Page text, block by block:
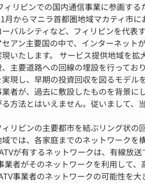
ィリピンでの国内通信事業に参画す
月からマニラ首都圏地域マカティ市
バルシティなど、フィリピンを代表
アン主要国の中で、インターネッ
いたします。 サービス提供地域を
主要道路への回線の埋設を行って
現し、早期の投資回収を図るモデル
者が、過去に敷設したものを背景
方法とはいえません。従いまして
リピンの主要都市を結ぶリング状の
では、各家庭までのネットワーク
が有するネットワークは、有線放
業者がそのネットワークを利用して
事業者のネットワークの可能性を大